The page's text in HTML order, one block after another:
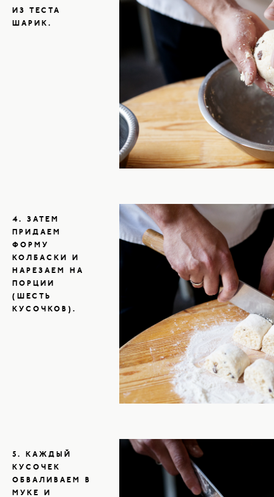
ИЗ ТЕСТА
ШАРИК.
4. ЗАТЕМ
ПРИДАЕМ
ФОРМУ
КОЛБАСКИ И
НАРЕЗАЕМ НА
ПОРЦИИ
(ШЕСТЬ
КУСОЧКОВ).
5. КАЖДЫЙ
КУСОЧЕК
ОБВАЛИВАЕМ В
МУКЕ И